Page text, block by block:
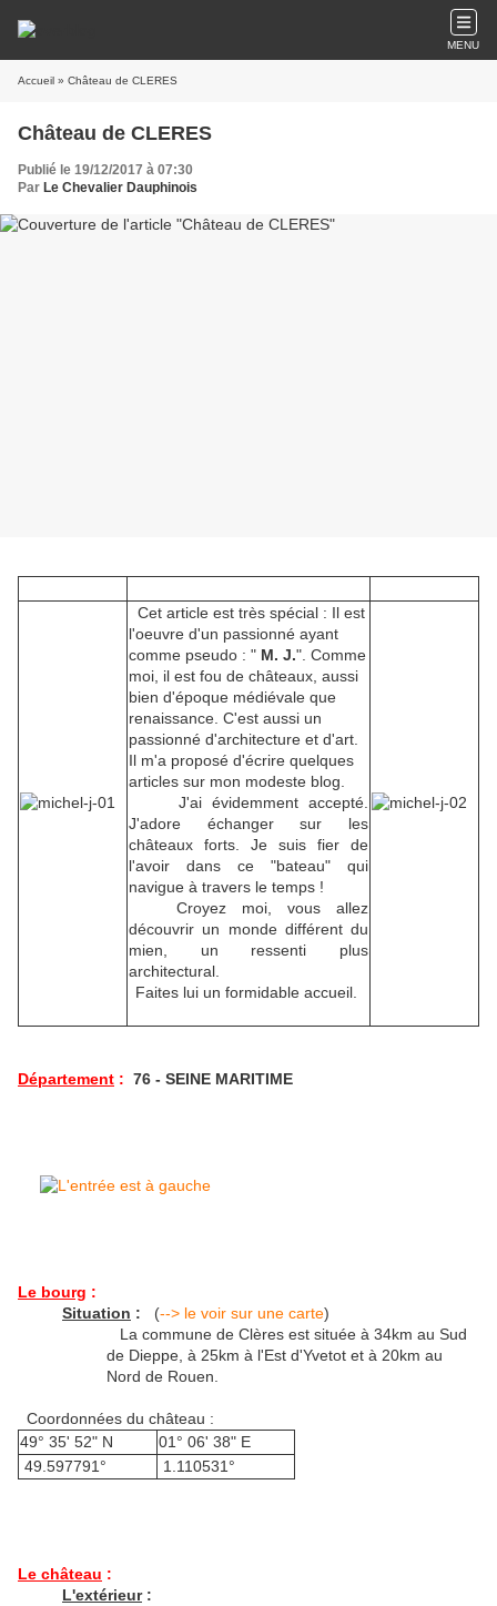
MENU
Accueil » Château de CLERES
Château de CLERES
Publié le 19/12/2017 à 07:30
Par Le Chevalier Dauphinois
Cet article est très spécial : Il est
l'oeuvre d'un passionné ayant
comme pseudo : " M. J.". Comme
moi, il est fou de châteaux, aussi
bien d'époque médiévale que
renaissance. C'est aussi un
passionné d'architecture et d'art.
Il m'a proposé d'écrire quelques
articles sur mon modeste blog.
J'ai évidemment accepté.
J'adore échanger sur les
châteaux forts. Je suis fier de
l'avoir dans ce "bateau" qui
navigue à travers le temps !
Croyez moi, vous allez
découvrir un monde différent du
mien, un ressenti plus
architectural.
Faites lui un formidable accueil.
Département : 76 - SEINE MARITIME
Le bourg :
Situation : (--> le voir sur une carte)
La commune de Clères est située à 34km au Sud
de Dieppe, à 25km à l'Est d'Yvetot et à 20km au
Nord de Rouen.
Coordonnées du château :
49° 35' 52" N
01° 06' 38" E
49.597791°
1.110531°
Le château :
L'extérieur: